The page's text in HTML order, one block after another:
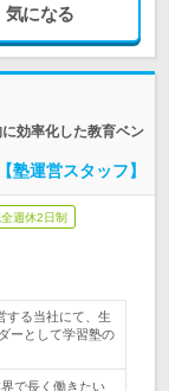
気になる
効率化した教育ベン
運営スタッフ】
週休2日制
する当社にて、生
ーとして学習塾の
で長く働きたい